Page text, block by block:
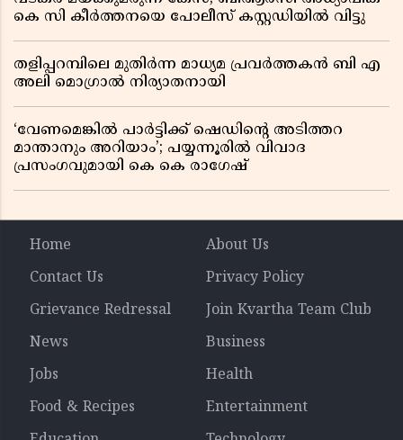
കെ സി കീർത്തനയെ പോലീസ് കസ്റ്റഡിയിൽ വിട്ടു
തളിപ്പറമ്പിലെ മുതിർന്ന മാധ്യമ പ്രവർത്തകൻ ബി എ
അലി മൊഗ്രാൽ നിര്യാതനായി
‘വേണമെങ്കിൽ പാർട്ടിക്ക് ഷെഡിൻ്റെ അടിത്തറ
മാന്താനും അറിയാം’; പയ്യന്നൂരിൽ വിവാദ
പ്രസംഗവുമായി കെ കെ രാഗേഷ്
Home
About Us
Contact Us
Privacy Policy
Grievance Redressal
Join Kvartha Team Club
News
Business
Jobs
Health
Food & Recipes
Entertainment